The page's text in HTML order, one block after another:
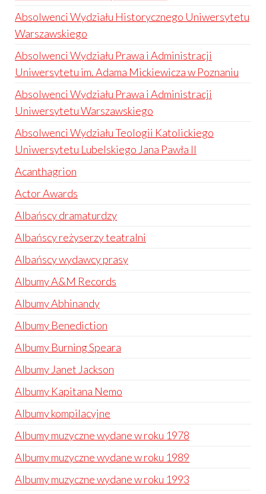
Absolwenci Wydziału Historycznego Uniwersytetu
Warszawskiego
Absolwenci Wydziału Prawa i Administracji
Uniwersytetu im. Adama Mickiewicza w Poznaniu
Absolwenci Wydziału Prawa i Administracji
Uniwersytetu Warszawskiego
Absolwenci Wydziału Teologii Katolickiego
Uniwersytetu Lubelskiego Jana Pawła II
Acanthagrion
Actor Awards
Albańscy dramaturdzy
Albańscy reżyserzy teatralni
Albańscy wydawcy prasy
Albumy A&M Records
Albumy Abhinandy
Albumy Benediction
Albumy Burning Speara
Albumy Janet Jackson
Albumy Kapitana Nemo
Albumy kompilacyjne
Albumy muzyczne wydane w roku 1978
Albumy muzyczne wydane w roku 1989
Albumy muzyczne wydane w roku 1993